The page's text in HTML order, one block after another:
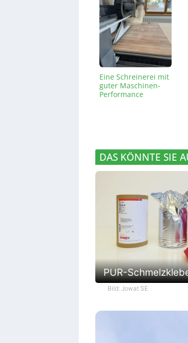
Eine Schreinerei mit
guter Maschinen-
Performance
DAS KÖNNTE SIE
PUR-
Bild: Jowat SE